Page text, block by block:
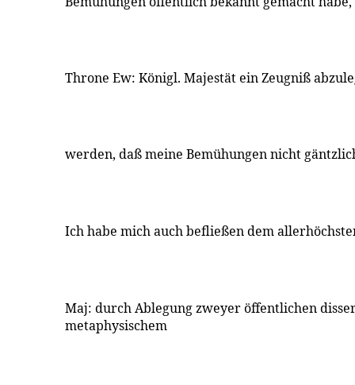
Throne Ew: Königl. Majestät ein Zeugniß
werden, daß meine Bemühungen nicht
Ich habe mich auch befließen dem
Maj: durch Ablegung zweyer öffentlichen
metaphysischem